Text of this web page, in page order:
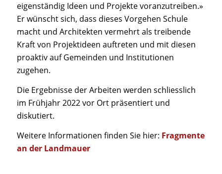
eigenständig Ideen und Projekte voranzutreiben.»
Er wünscht sich, dass dieses Vorgehen Schule
macht und Architekten vermehrt als treibende
Kraft von Projektideen auftreten und mit diesen
proaktiv auf Gemeinden und Institutionen
zugehen.
Die Ergebnisse der Arbeiten werden schliesslich
im Frühjahr 2022 vor Ort präsentiert und
diskutiert.
Weitere Informationen finden Sie hier: Fragmente
an der Landmauer